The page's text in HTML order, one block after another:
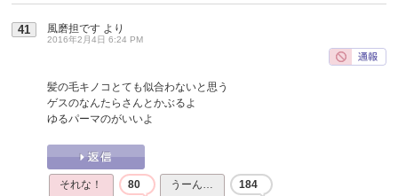
41 風磨担です より
2016年2月4日 6:24 PM
髪の毛キノコとても似合わないと思う
ゲスのなんたらさんとかぶるよ
ゆるパーマのがいいよ
それな！ 80 うーん… 184